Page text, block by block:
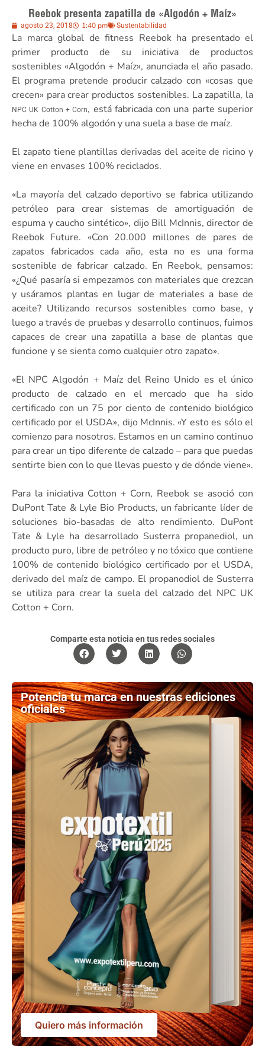
Reebok presenta zapatilla de «Algodón + Maíz»
agosto 23, 2018 1:40 pm Sustentabilidad
La marca global de fitness Reebok ha presentado el
primer producto de su iniciativa de productos
sostenibles «Algodón + Maíz», anunciada el año pasado.
El programa pretende producir calzado con «cosas que
crecen» para crear productos sostenibles. La zapatilla, la
NPC UK Cotton + Corn, está fabricada con una parte superior
hecha de 100% algodón y una suela a base de maíz.
El zapato tiene plantillas derivadas del aceite de ricino y
viene en envases 100% reciclados.
«La mayoría del calzado deportivo se fabrica utilizando
petróleo para crear sistemas de amortiguación de
espuma y caucho sintético», dijo Bill McInnis, director de
Reebok Future. «Con 20.000 millones de pares de
zapatos fabricados cada año, esta no es una forma
sostenible de fabricar calzado. En Reebok, pensamos:
«¿Qué pasaría si empezamos con materiales que crezcan
y usáramos plantas en lugar de materiales a base de
aceite? Utilizando recursos sostenibles como base, y
luego a través de pruebas y desarrollo continuos, fuimos
capaces de crear una zapatilla a base de plantas que
funcione y se sienta como cualquier otro zapato».
«El NPC Algodón + Maíz del Reino Unido es el único
producto de calzado en el mercado que ha sido
certificado con un 75 por ciento de contenido biológico
certificado por el USDA», dijo McInnis. «Y esto es sólo el
comienzo para nosotros. Estamos en un camino continuo
para crear un tipo diferente de calzado – para que puedas
sentirte bien con lo que llevas puesto y de dónde viene».
Para la iniciativa Cotton + Corn, Reebok se asoció con
DuPont Tate & Lyle Bio Products, un fabricante líder de
soluciones bio-basadas de alto rendimiento. DuPont
Tate & Lyle ha desarrollado Susterra propanediol, un
producto puro, libre de petróleo y no tóxico que contiene
100% de contenido biológico certificado por el USDA,
derivado del maíz de campo. El propanodiol de Susterra
se utiliza para crear la suela del calzado del NPC UK
Cotton + Corn.
Comparte esta noticia en tus redes sociales
Potencia tu marca en nuestras ediciones
oficiales
Quiero más información